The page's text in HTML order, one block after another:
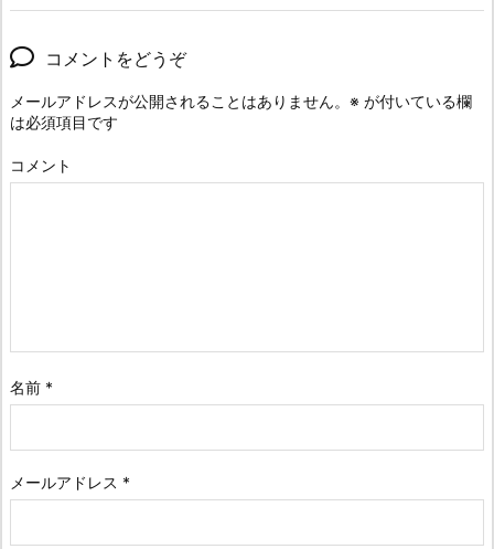
コメントをどうぞ
メールアドレスが公開されることはありません。 ※ が付いている欄
は必須項目です
コメント
名前 *
メールアドレス *